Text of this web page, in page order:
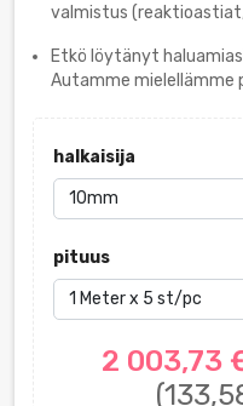
valmistus
Etkö löytänyt
Autamme mielellämme
halkaisija
pituus
2 003,73